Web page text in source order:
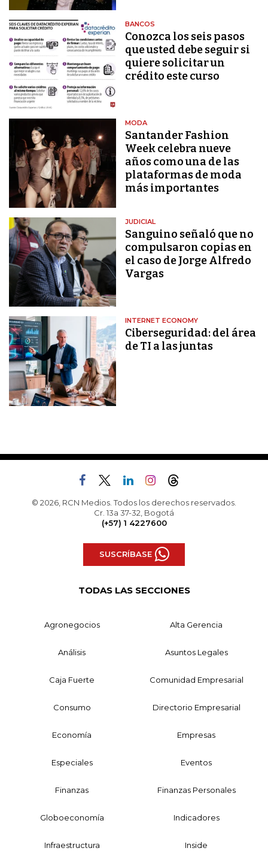
BANCOS
Conozca los seis pasos
que usted debe seguir si
quiere solicitar un
crédito este curso
MODA
Santander Fashion
Week celebra nueve
años como una de las
plataformas de moda
más importantes
JUDICIAL
Sanguino señaló que no
compulsaron copias en
el caso de Jorge Alfredo
Vargas
INTERNET ECONOMY
Ciberseguridad: del área
de TI a las juntas
© 2026, RCN Medios. Todos los derechos reservados.
Cr. 13a 37-32, Bogotá
(+57) 1 4227600
SUSCRÍBASE
TODAS LAS SECCIONES
Agronegocios Alta Gerencia
Análisis Asuntos Legales
Caja Fuerte Comunidad Empresarial
Consumo Directorio Empresarial
Economía Empresas
Especiales Eventos
Finanzas Finanzas Personales
Globoeconomía Indicadores
Infraestructura Inside